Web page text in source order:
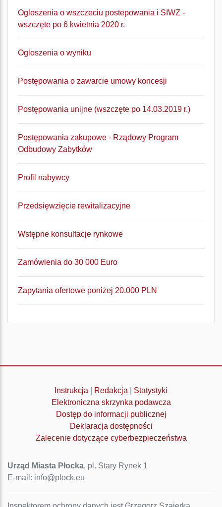
Ogloszenia o wszczeciu postepowania i SIWZ -
wszczęte po 6 kwietnia 2020 r.
Ogloszenia o wyniku
Postępowania o zawarcie umowy koncesji
Postępowania unijne (wszczęte po 14.03.2019 r.)
Postępowania zakupowe - Rządowy Program
Odbudowy Zabytków
Profil nabywcy
Przedsięwzięcie rewitalizacyjne
Wstępne konsultacje rynkowe
Zamówienia do 30 000 Euro
Zapytania ofertowe poniżej 20.000 PLN
Instrukcja Redakcja
Statystyki
Elektroniczna skrzynka podawcza
Dostęp do informacji publicznej
Deklaracja dostępności
Zalecenie dotyczące cyberbezpieczeństwa
Urząd Miasta Płocka, pl. Stary Rynek 1
E-mail: info@plock.eu